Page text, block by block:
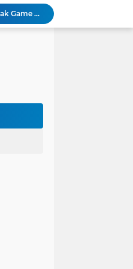
Kasat Binmas Polresta Bukittinggi Berikan Penyuluhan Dampak Game Online dan Judi Online kepada Siswa Baru SMAN 1 Bukittinggi
Membangun Generasi Taat Aturan, Waka Polsek IV Koto Sosialisasikan Kesadaran Hukum dan Tertib Berlalu Lintas
Sikum Polresta Bukittinggi Berikan Penyuluhan Hukum tentang KUHP Terbaru di Akfar Imam Bonjol